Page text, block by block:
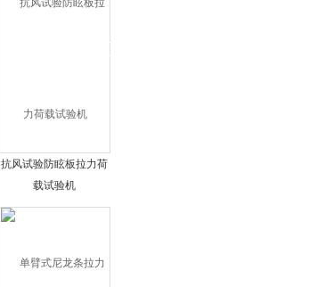
抗风试验防眩板拉力荷
载试验机